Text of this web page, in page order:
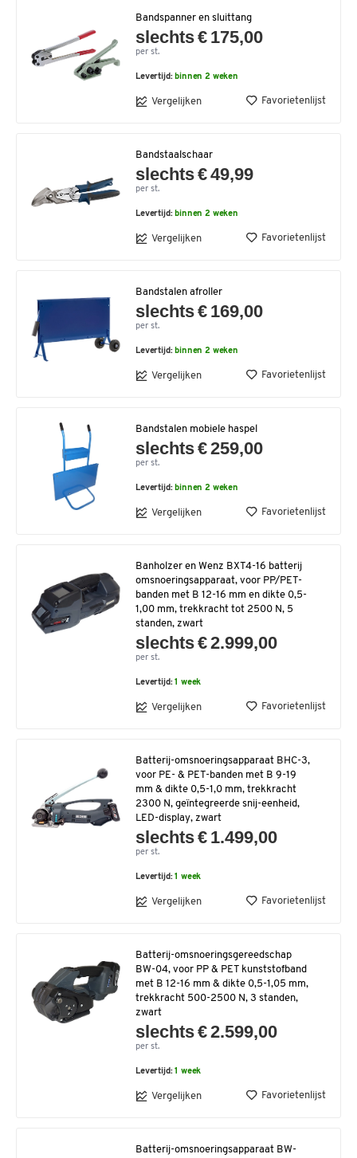
Bandspanner en sluittang
slechts € 175,00
per st.
Levertijd:binnen 2 weken
Vergelijken Favorietenlijst
Bandstaalschaar
slechts € 49,99
per st.
Levertijd:binnen 2 weken
Vergelijken Favorietenlijst
Bandstalen afroller
slechts € 169,00
per st.
Levertijd:binnen 2 weken
Vergelijken Favorietenlijst
Bandstalen mobiele haspel
slechts € 259,00
per st.
Levertijd:binnen 2 weken
Vergelijken Favorietenlijst
Banholzer en Wenz BXT4-16 batterij
omsnoeringsapparaat, voor PP/PET-
banden met B 12-16 mm en dikte 0,5-
1,00 mm, trekkracht tot 2500 N, 5
standen, zwart
slechts € 2.999,00
per st.
Levertijd:1 week
Vergelijken Favorietenlijst
Batterij-omsnoeringsapparaat BHC-3,
voor PE- & PET-banden met B 9-19
mm & dikte 0,5-1,0 mm, trekkracht
2300 N, geïntegreerde snij-eenheid,
LED-display, zwart
slechts € 1.499,00
per st.
Levertijd:1 week
Vergelijken Favorietenlijst
Batterij-omsnoeringsgereedschap
BW-04, voor PP & PET kunststofband
met B 12-16 mm & dikte 0,5-1,05 mm,
trekkracht 500-2500 N, 3 standen,
zwart
slechts € 2.599,00
per st.
Levertijd:1 week
Vergelijken Favorietenlijst
Batterij-omsnoeringsapparaat BW-